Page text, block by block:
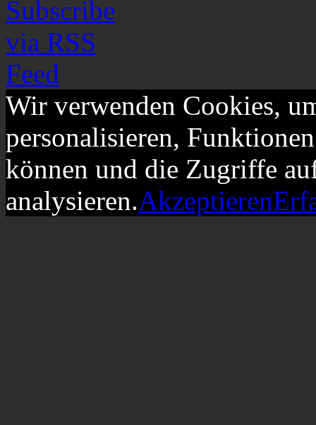
Wir verwenden Cookies,
personalisieren,
können und die Zugriffe
analysieren.Akzeptieren